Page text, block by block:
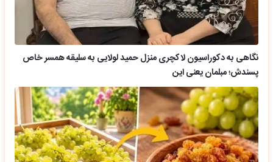
نگاهی به دکوراسیون لاکچری منزل حمید لولایی به سلیقه همسر خاص
پسندش؛ مبلمان یعنی این